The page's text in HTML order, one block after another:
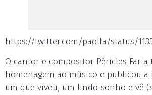
https://twitter.com/paolla/status/
O cantor e compositor Péricles Faria
homenagem ao músico e publicou a
um que viveu, um lindo sonho e vê